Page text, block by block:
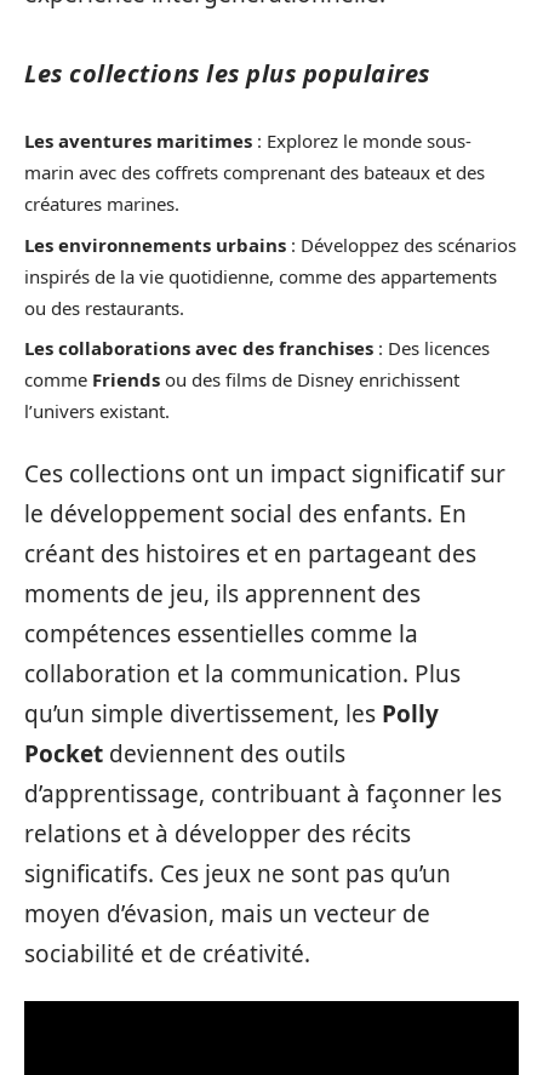
Les collections les plus populaires
Les aventures maritimes : Explorez le monde sous-
marin avec des coffrets comprenant des bateaux et des
créatures marines.
Les environnements urbains : Développez des scénarios
inspirés de la vie quotidienne, comme des appartements
ou des restaurants.
Les collaborations avec des franchises : Des licences
comme Friends ou des films de Disney enrichissent
l’univers existant.
Ces collections ont un impact significatif sur
le développement social des enfants. En
créant des histoires et en partageant des
moments de jeu, ils apprennent des
compétences essentielles comme la
collaboration et la communication. Plus
qu’un simple divertissement, les Polly
Pocket deviennent des outils
d’apprentissage, contribuant à façonner les
relations et à développer des récits
significatifs. Ces jeux ne sont pas qu’un
moyen d’évasion, mais un vecteur de
sociabilité et de créativité.